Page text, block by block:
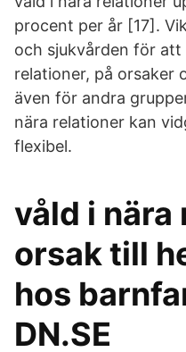
procent per år [17].
och sjukvården för
relationer, på orsaker
även för andra
nära relationer kan
flexibel.
våld i nära
orsak till
hos
DN.SE